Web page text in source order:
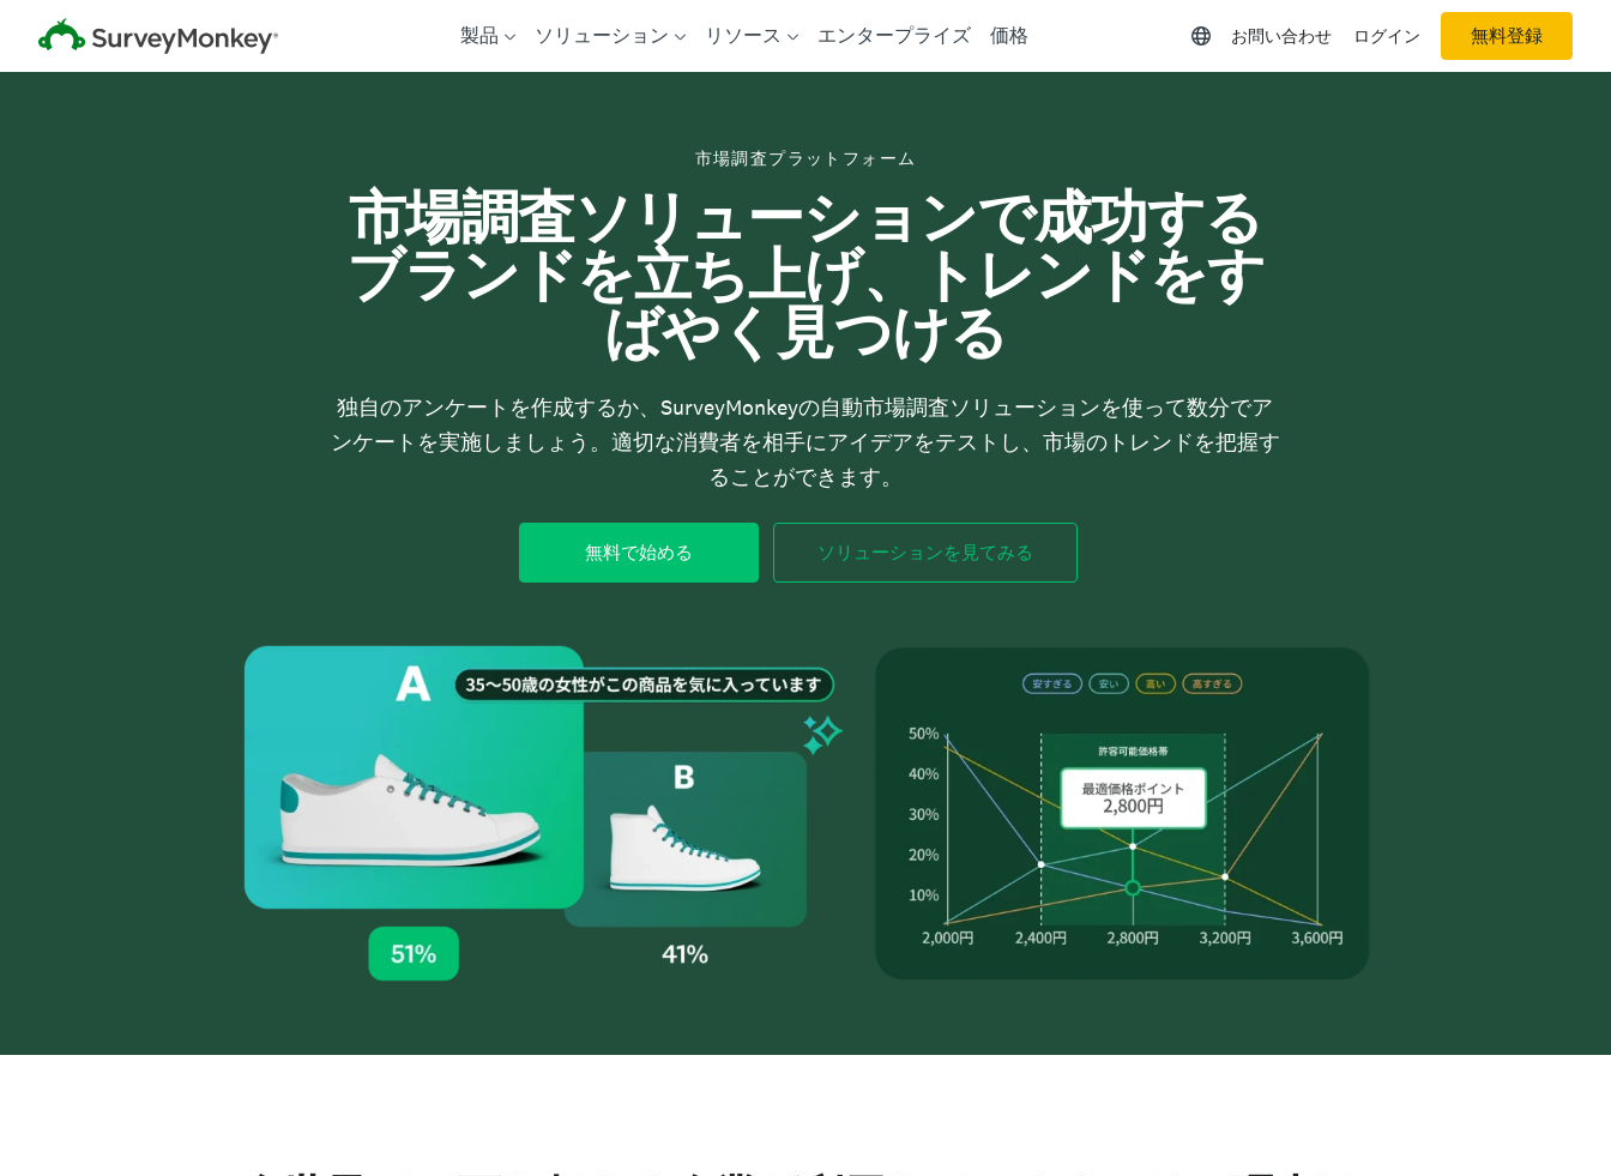
製品 ソリューション リソース エンタープライズ 価格 お問い合わせ ログイン 無料登録
市場調査プラットフォーム
市場調査ソリューションで成功する
ブランドを立ち上げ、トレンドをす
ばやく見つける
独自のアンケートを作成するか、SurveyMonkeyの自動市場調査ソリューションを使って数分でア
ンケートを実施しましょう。適切な消費者を相手にアイデアをテストし、市場のトレンドを把握す
ることができます。
無料で始める ソリューションを見てみる